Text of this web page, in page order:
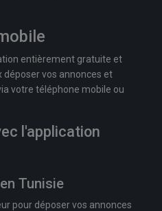
entièrement gratuite et
vos annonces et
votre téléphone mobile ou
l'application
Tunisie
pour déposer vos annonces